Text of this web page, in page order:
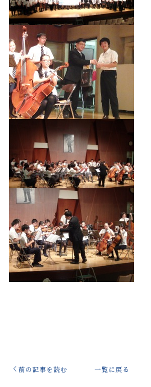
前の記事を読む 一覧に戻る